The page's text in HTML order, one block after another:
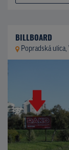
BILLBOARD
Popradská ulica,